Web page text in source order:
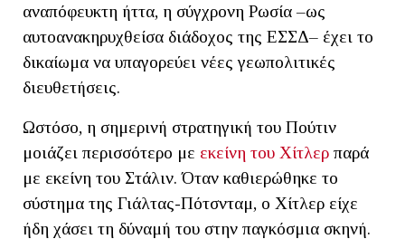
αναπόφευκτη ήττα, η σύγχρονη Ρωσία –ως
αυτοανακηρυχθείσα διάδοχος της ΕΣΣΔ– έχει το
δικαίωμα να υπαγορεύει νέες γεωπολιτικές
διευθετήσεις.
Ωστόσο, η σημερινή στρατηγική του Πούτιν
μοιάζει περισσότερο με εκείνη του Χίτλερ παρά
με εκείνη του Στάλιν. Όταν καθιερώθηκε το
σύστημα της Γιάλτας-Πότσνταμ, ο Χίτλερ είχε
ήδη χάσει τη δύναμή του στην παγκόσμια σκηνή.